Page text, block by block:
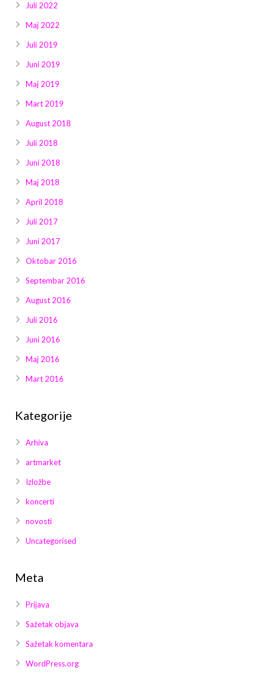
Juli 2022
Maj 2022
Juli 2019
Juni 2019
Maj 2019
Mart 2019
August 2018
Juli 2018
Juni 2018
Maj 2018
April 2018
Juli 2017
Juni 2017
Oktobar 2016
Septembar 2016
August 2016
Juli 2016
Juni 2016
Maj 2016
Mart 2016
Kategorije
Arhiva
artmarket
Izložbe
koncerti
novosti
Uncategorised
Meta
Prijava
Sažetak objava
Sažetak komentara
WordPress.org